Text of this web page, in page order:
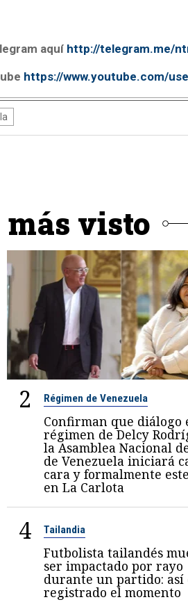
aquí http://telegram.me/
https://www.youtube.com/
más visto
2 Régimen de Venezuela
Confirman que diálogo
régimen de Delcy
la Asamblea Nacional
de Venezuela iniciará
cara y formalmente
en La Carlota
4 Tailandia
Futbolista tailandés
ser impactado por rayo
durante un partido: así
registrado el momento